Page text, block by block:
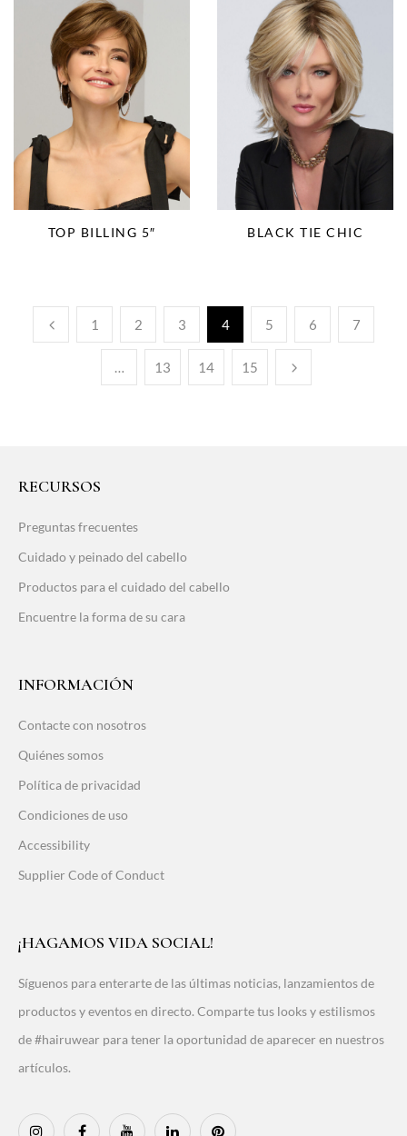
TOP BILLING 5″ BLACK TIE CHIC
1 2 3 4 5 6 7
… 13 14 15
RECURSOS
Preguntas frecuentes
Cuidado y peinado del cabello
Productos para el cuidado del cabello
Encuentre la forma de su cara
INFORMACIÓN
Contacte con nosotros
Quiénes somos
Política de privacidad
Condiciones de uso
Accessibility
Supplier Code of Conduct
¡HAGAMOS VIDA SOCIAL!
Síguenos para enterarte de las últimas noticias, lanzamientos de
productos y eventos en directo. Comparte tus looks y estilismos
de #hairuwear para tener la oportunidad de aparecer en nuestros
artículos.